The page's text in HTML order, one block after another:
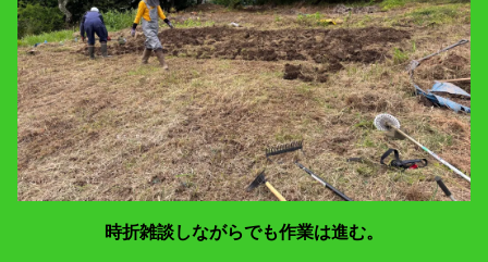
時折雑談しながらでも作業は進む。